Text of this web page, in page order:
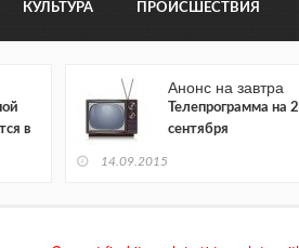
КУЛЬТУРА ПРОИСШЕСТВИЯ
в
Анонс на завтра
Телепрограмма на
сентября
14.09.2015